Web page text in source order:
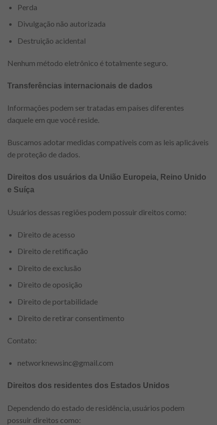
Perda
Divulgação não autorizada
Destruição acidental
Nenhum método eletrônico é totalmente seguro.
Transferências internacionais de dados
Informações podem ser tratadas em países diferentes
daquele em que você reside.
Buscamos adotar medidas compatíveis com as leis aplicáveis
de proteção de dados.
Direitos dos usuários da União Europeia, Reino Unido
e Suíça
Usuários dessas regiões podem possuir direitos como:
Direito de acesso
Direito de retificação
Direito de exclusão
Direito de oposição
Direito de portabilidade
Direito de retirar consentimento
Contato:
networknewsinc@gmail.com
Direitos dos residentes dos Estados Unidos
Dependendo do estado de residência, usuários podem
possuir direitos como: